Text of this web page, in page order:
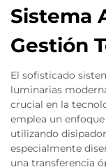
Sistema
Gestión
El sofisticado
luminarias
crucial en la
emplea un
utilizando
especialmente
una transferencia